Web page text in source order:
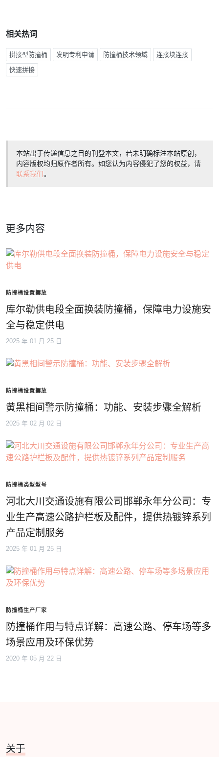
相关热词
拼接型防撞桶 发明专利申请 防撞桶技术领域 连接块连接
快速拼接
本站出于传递信息之目的刊登本文，若未明确标注本站原创，
内容版权均归原作者所有。如您认为内容侵犯了您的权益，请
联系我们。
更多内容
防撞桶设置摆放
库尔勒供电段全面换装防撞桶，保障电力设施安
全与稳定供电
2025 年 01 月 25 日
防撞桶设置摆放
黄黑相间警示防撞桶：功能、安装步骤全解析
2025 年 02 月 02 日
防撞桶类型型号
河北大川交通设施有限公司邯郸永年分公司：专
业生产高速公路护栏板及配件，提供热镀锌系列
产品定制服务
2025 年 01 月 25 日
防撞桶生产厂家
防撞桶作用与特点详解：高速公路、停车场等多
场景应用及环保优势
2020 年 05 月 22 日
关于